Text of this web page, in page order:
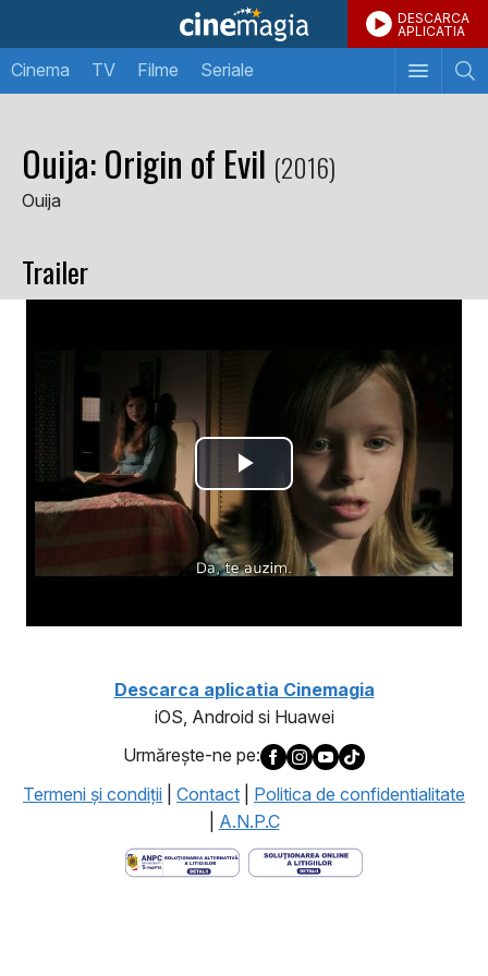
DESCARCA
APLICATIA
Cinema TV Filme Seriale
Ouija: Origin of Evil (2016)
Ouija
Trailer
Descarca aplicatia Cinemagia
iOS, Android si Huawei
Urmăreşte-ne pe:
Termeni şi condiţii
Contact
Politica de confidentialitate
A.N.P.C